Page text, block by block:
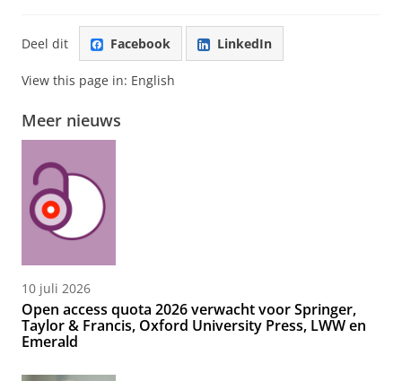
Deel dit Facebook LinkedIn
View this page in: English
Meer nieuws
10 juli 2026
Open access quota 2026 verwacht voor Springer,
Taylor & Francis, Oxford University Press, LWW en
Emerald